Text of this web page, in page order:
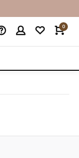
0